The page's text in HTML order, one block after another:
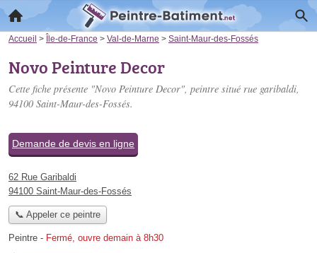
Accueil > Île-de-France > Val-de-Marne > Saint-Maur-des-Fossés
Novo Peinture Decor
Cette fiche présente "Novo Peinture Decor", peintre situé rue garibaldi,
94100 Saint-Maur-des-Fossés.
Demande de devis en ligne
62 Rue Garibaldi
94100 Saint-Maur-des-Fossés
📞 Appeler ce peintre
Peintre - Fermé, ouvre demain à 8h30